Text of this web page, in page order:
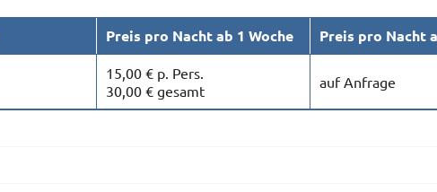
Preis pro Nacht ab 1 Woche Preis pro Nacht
15,00 € p. Pers.
30,00 € gesamt
auf Anfrage